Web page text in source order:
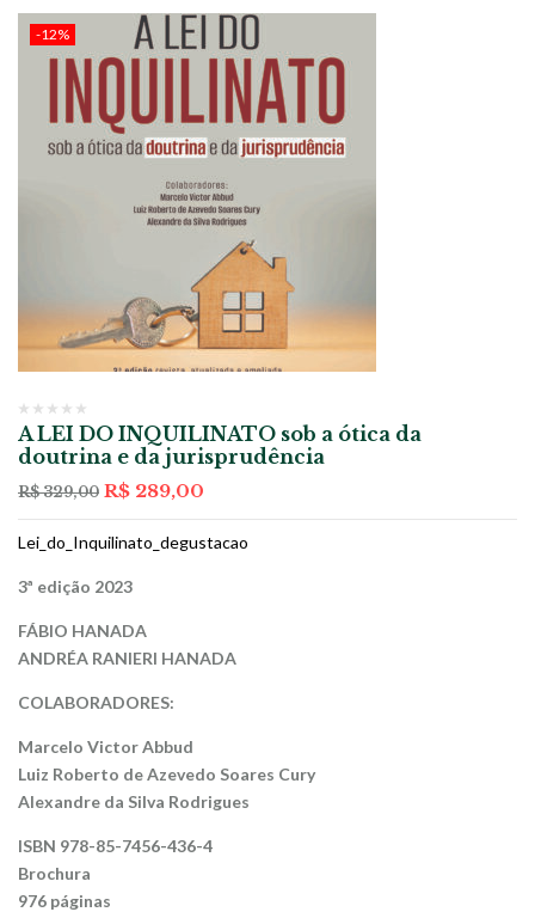
-12%
A LEI DO INQUILINATO sob a ótica da
doutrina e da jurisprudência
R$329,00 O
preço
original
era:
R$ 289,00
atual
é:
Lei_do_Inquilinato_degustacao
3ª edição 2023
FÁBIO HANADA
ANDRÉA RANIERI HANADA
COLABORADORES:
Marcelo Victor Abbud
Luiz Roberto de Azevedo Soares Cury
Alexandre da Silva Rodrigues
ISBN 978-85-7456-436-4
Brochura
976 páginas